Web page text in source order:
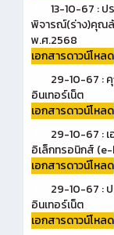
13-10-67 : ป
พิจารณ์(ร่าง)คุณ
พ.ศ.2568
เอกสารดาวน์โหลด
29-10-67 :
อินเทอร์เน็ต
เอกสารดาวน์โหลด
29-10-67 : เ
อิเล็กทรอนิกส์
เอกสารดาวน์โหลด
29-10-67 : ป
อินเทอร์เน็ต
เอกสารดาวน์โหลด